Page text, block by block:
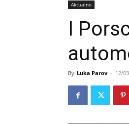
Aktualno
I
By Luka Parov - 12/